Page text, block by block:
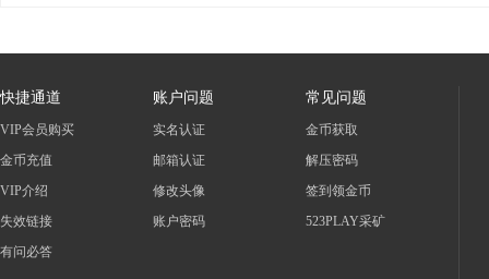
快捷通道
VIP会员购买
金币充值
VIP介绍
失效链接
有问必答
账户问题
实名认证
邮箱认证
修改头像
账户密码
常见问题
金币获取
解压密码
签到领金币
523PLAY采矿